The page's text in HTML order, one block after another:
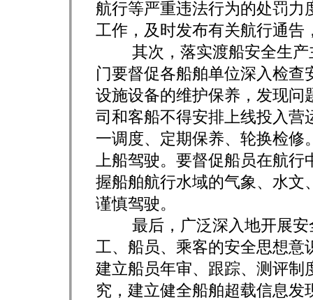
航行等严重违法行为的处罚力
工作，及时发布有关航行通告
其次，落实渡船安全生产
门要督促各船舶单位深入检
设施设备的维护保养，发现问
司和客船不得安排上线投入营
一调度、定期保养、轮换检
上船驾驶。要督促船员在航
握船舶航行水域的气象、水文
谨慎驾驶。
最后，广泛深入地开展安
工、船员、乘客的安全思想意
建立船员年审、跟踪、测评制
究，建立健全船舶超载信息